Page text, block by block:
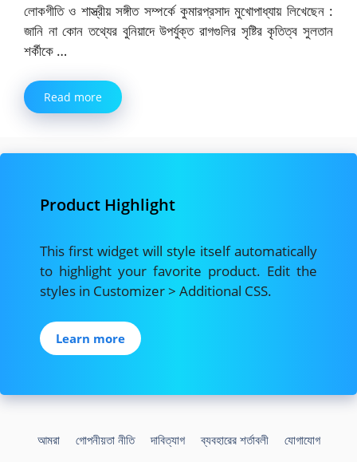
লোকগীতি ও শাস্ত্রীয় সঙ্গীত সম্পর্কে কুমারপ্রসাদ মুখোপাধ্যায় লিখেছেন :
জানি না কোন তথ্যের বুনিয়াদে উপর্যুক্ত রাগগুলির সৃষ্টির কৃতিত্ব সুলতান
শর্কীকে …
Read more
Product Highlight
This first widget will style itself automatically
to highlight your favorite product. Edit the
styles in Customizer > Additional CSS.
Learn more
আমরা গোপনীয়তা নীতি দাবিত্যাগ ব্যবহারের শর্তাবলী
যোগাযোগ